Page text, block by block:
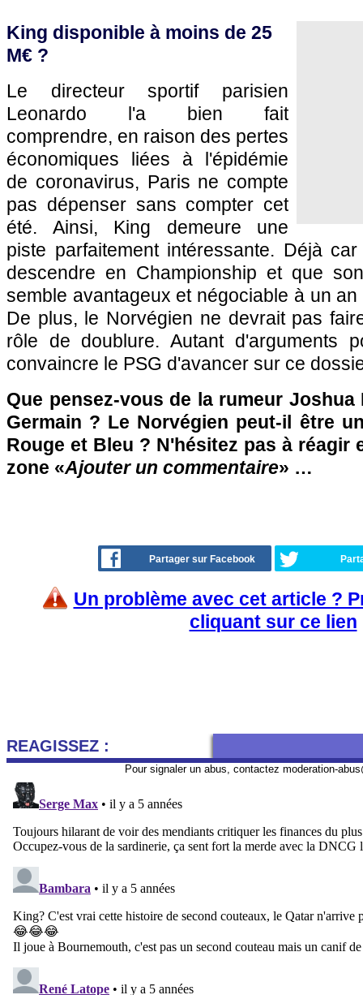
King disponible à moins de 25
M€ ?
Le directeur sportif parisien
Leonardo l'a bien fait
comprendre, en raison des pertes
économiques liées à l'épidémie
de coronavirus, Paris ne compte
pas dépenser sans compter cet
été. Ainsi, King demeure une
piste parfaitement intéressante. Déjà
descendre en Championship et que
semble avantageux et négociable à un
De plus, le Norvégien ne devrait pas
rôle de doublure. Autant d'arguments
convaincre le PSG d'avancer sur ce
Que pensez-vous de la rumeur
Germain ? Le Norvégien peut-il être
Rouge et Bleu ? N'hésitez pas à réagir
zone «Ajouter un commentaire» …
Partager sur Facebook
Un problème avec cet article ?
cliquant sur ce lien
REAGISSEZ :
Pour signaler un abus, contactez moderation-